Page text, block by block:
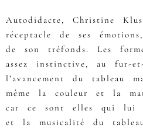
Autodidacte, Christine
réceptacle de ses
de son tréfonds. Les
assez instinctive, au fur-
l’avancement du tableau
même la couleur et la
car ce sont elles qui lui
et la musicalité du